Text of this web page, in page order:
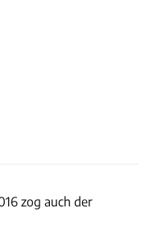
zog auch der